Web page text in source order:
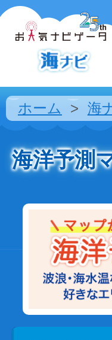
ホーム 海
海洋予測